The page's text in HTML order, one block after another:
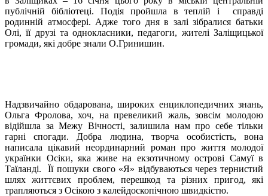
публічній бібліотеці. Подія пройшла в теплій і справді
родинній атмосфері. Адже того дня в залі зібралися батьки
Олі, її друзі та однокласники, педагоги, жителі Заліщицької
громади, які добре знали О.Гринишин.
Надзвичайно обдарована, широких енциклопедичних знань,
Ольга Фролова, хоч, на превеликий жаль, зовсім молодою
відійшла за Межу Вічності, залишила нам про себе тільки
гарні спогади. Добра людина, творча особистість, вона
написала цікавий неординарний роман про життя молодої
українки Осіки, яка живе на екзотичному острові Самуї в
Таїланді. Її пошуки свого «Я» відбуваються через тернистий
шлях життєвих проблем, перешкод та різних пригод, які
трапляються з Осікою з калейдоскопічною швидкістю.